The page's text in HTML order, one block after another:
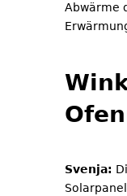
Abwärme
Svenja: